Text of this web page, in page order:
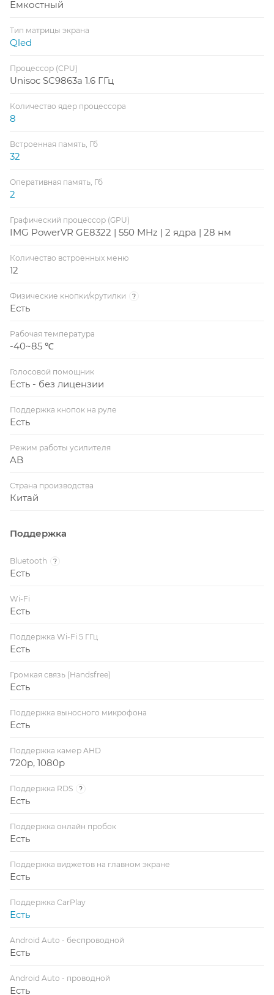
Емкостный
Тип матрицы экрана
Qled
Процессор (CPU)
Unisoc SC9863a 1.6 ГГц
Количество ядер процессора
8
Встроенная память, Гб
32
Оперативная память, Гб
2
Графический процессор (GPU)
IMG PowerVR GE8322 | 550 MHz | 2 ядра | 28 нм
Количество встроенных меню
12
Физические кнопки/крутилки ?
Есть
Рабочая температура
-40~85 ℃
Голосовой помощник
Есть - без лицензии
Поддержка кнопок на руле
Есть
Режим работы усилителя
AB
Страна производства
Китай
Поддержка
Bluetooth ?
Есть
Wi-Fi
Есть
Поддержка Wi-Fi 5 ГГц
Есть
Громкая связь (Handsfree)
Есть
Поддержка выносного микрофона
Есть
Поддержка камер AHD
720p, 1080p
Поддержка RDS ?
Есть
Поддержка онлайн пробок
Есть
Поддержка виджетов на главном экране
Есть
Поддержка CarPlay
Есть
Android Auto - беспроводной
Есть
Android Auto - проводной
Есть